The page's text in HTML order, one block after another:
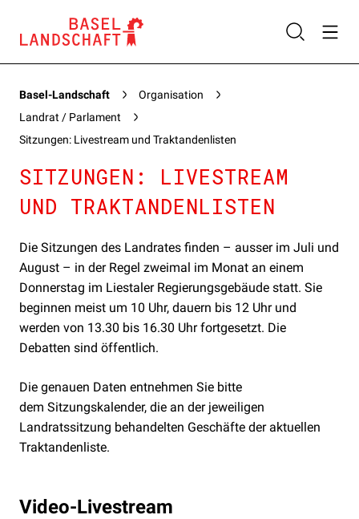
Basel-Landschaft
Organisation
Landrat / Parlament
Sitzungen: Livestream und Traktandenlisten
SITZUNGEN: LIVESTREAM
UND TRAKTANDENLISTEN
Die Sitzungen des Landrates finden – ausser im Juli und
August – in der Regel zweimal im Monat an einem
Donnerstag im Liestaler Regierungsgebäude statt. Sie
beginnen meist um 10 Uhr, dauern bis 12 Uhr und
werden von 13.30 bis 16.30 Uhr fortgesetzt. Die
Debatten sind öffentlich.
Die genauen Daten entnehmen Sie bitte
dem Sitzungskalender, die an der jeweiligen
Landratssitzung behandelten Geschäfte der aktuellen
Traktandenliste.
Video-Livestream